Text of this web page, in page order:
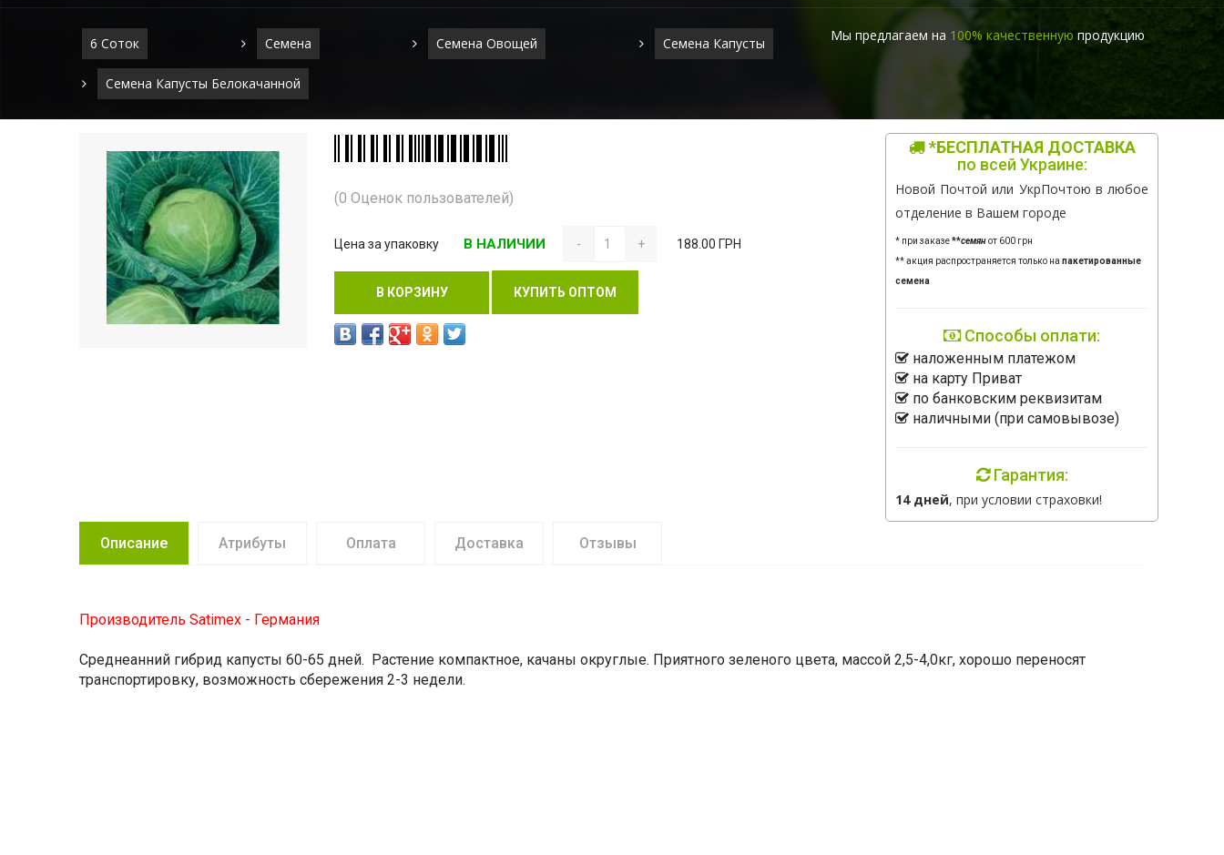
6 Соток Семена Семена Овощей Семена Капусты
Семена Капусты Белокачанной
Мы предлагаем на 100% качественную продукцию
(0 Оценок пользователей)
Цена за упаковку В НАЛИЧИИ - + 188.00 ГРН
В КОРЗИНУ КУПИТЬ ОПТОМ
*БЕСПЛАТНАЯ ДОСТАВКА
по всей Украине:
Новой Почтой или УкрПочтою в любое
отделение в Вашем городе
* при заказе**семянот 600 грн
** акция распространяется только на пакетированные
семена
Способы оплати:
наложенным платежом
на карту Приват
по банковским реквизитам
наличными (при самовывозе)
Гарантия:
14 дней, при условии страховки!
Описание Атрибуты Оплата Доставка Отзывы
Производитель Satimex - Германия
Среднеанний гибрид капусты 60-65 дней. Растение компактное, качаны округлые. Приятного зеленого цвета, массой 2,5-4,0кг, хорошо переносят
транспортировку, возможность сбережения 2-3 недели.